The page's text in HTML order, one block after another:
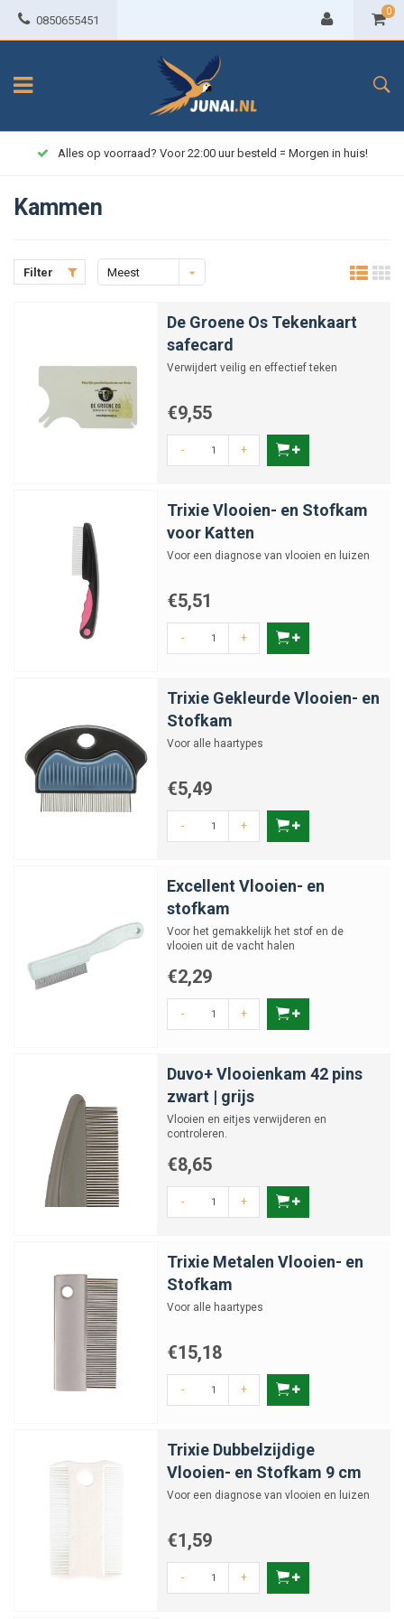
0850655451
0
Alles op voorraad? Voor 22:00 uur besteld = Morgen in huis!
Kammen
Filter
Meest
De Groene Os Tekenkaart
safecard
Verwijdert veilig en effectief teken
€9,55
- +
Trixie Vlooien- en Stofkam
voor Katten
Voor een diagnose van vlooien en luizen
€5,51
- +
Trixie Gekleurde Vlooien- en
Stofkam
Voor alle haartypes
€5,49
- +
Excellent Vlooien- en
stofkam
Voor het gemakkelijk het stof en de
vlooien uit de vacht halen
€2,29
- +
Duvo+ Vlooienkam 42 pins
zwart | grijs
Vlooien en eitjes verwijderen en
controleren.
€8,65
- +
Trixie Metalen Vlooien- en
Stofkam
Voor alle haartypes
€15,18
- +
Trixie Dubbelzijdige
Vlooien- en Stofkam 9 cm
Voor een diagnose van vlooien en luizen
€1,59
- +